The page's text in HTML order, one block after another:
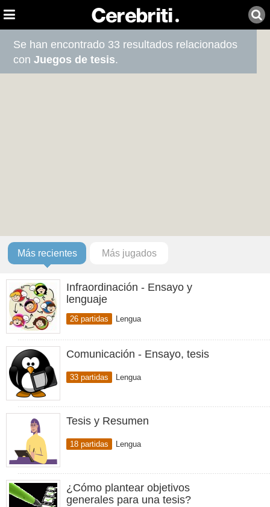
Se han encontrado 33 resultados relacionados
conJuegos de tesis.
Más recientes Más jugados
Infraordinación - Ensayo y
lenguaje
26 partidas Lengua
Comunicación - Ensayo, tesis
33 partidas Lengua
Tesis y Resumen
18 partidas Lengua
¿Cómo plantear objetivos
generales para una tesis?